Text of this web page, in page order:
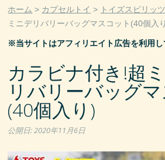
ホーム カプセルトイ トイズスピリッツ
ミニデリバリーバッグマスコット(40個入
※当サイトはアフィリエイト広告を利用し
カラビナ付き!超
リバリーバッグ
(40個入り)
公開日:2020年11月6日